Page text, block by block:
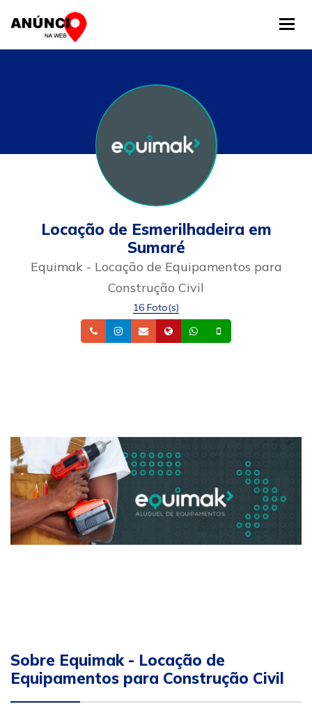
Locação de Esmerilhadeira em
Sumaré
Equimak - Locação de Equipamentos para
Construção Civil
16 Foto(s)
TelefoneInstagram
Email Site Whatsapp
Sobre Equimak - Locação de
Equipamentos para Construção Civil